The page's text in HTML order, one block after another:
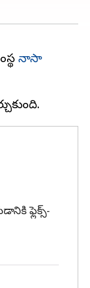
నాసా
ఫ్లెక్స్-